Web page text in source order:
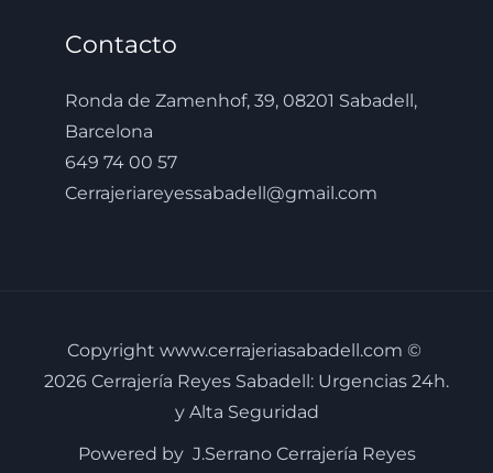
Contacto
Ronda de Zamenhof, 39, 08201 Sabadell,
Barcelona
649 74 00 57
Cerrajeriareyessabadell@gmail.com
Copyright www.cerrajeriasabadell.com ©
2026 Cerrajería Reyes Sabadell: Urgencias 24h.
y Alta Seguridad
Powered by J.Serrano Cerrajería Reyes